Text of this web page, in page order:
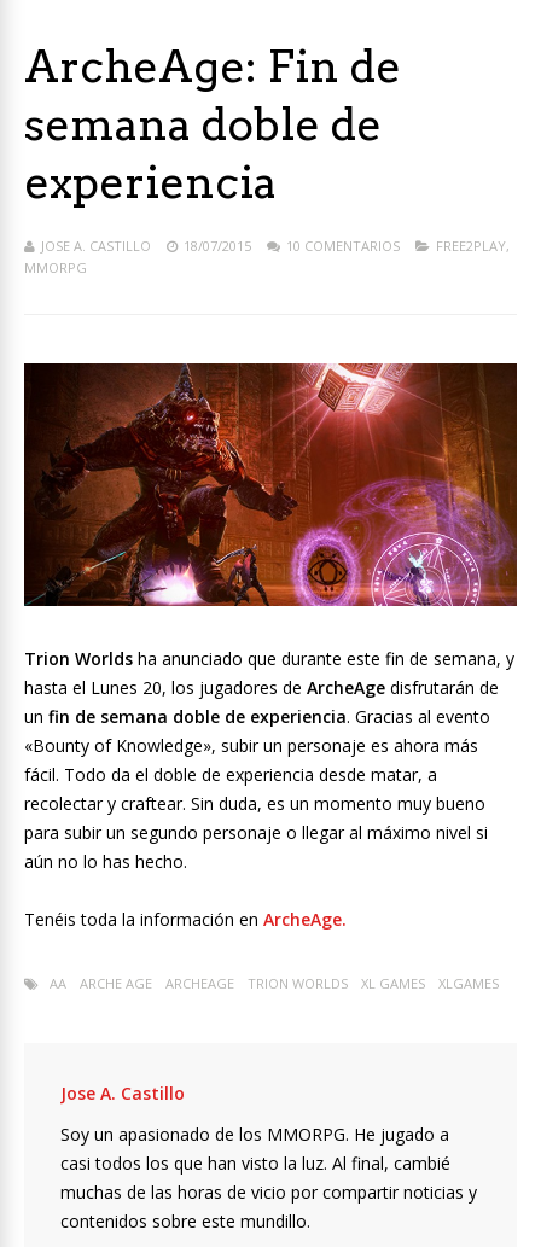
ArcheAge: Fin de
semana doble de
experiencia
JOSE A. CASTILLO 18/07/2015 10 COMENTARIOS FREE2PLAY,
MMORPG
Trion Worlds ha anunciado que durante este fin de semana, y
hasta el Lunes 20, los jugadores de ArcheAge disfrutarán de
un fin de semana doble de experiencia. Gracias al evento
«Bounty of Knowledge», subir un personaje es ahora más
fácil. Todo da el doble de experiencia desde matar, a
recolectar y craftear. Sin duda, es un momento muy bueno
para subir un segundo personaje o llegar al máximo nivel si
aún no lo has hecho.
Tenéis toda la información en ArcheAge.
AA ARCHE AGE ARCHEAGE TRION WORLDS XL GAMES XLGAMES
Jose A. Castillo
Soy un apasionado de los MMORPG. He jugado a
casi todos los que han visto la luz. Al final, cambié
muchas de las horas de vicio por compartir noticias y
contenidos sobre este mundillo.